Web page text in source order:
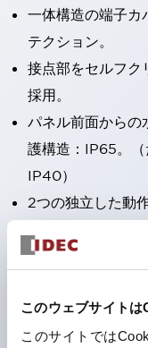
このウェブサイト
このサイトでは
一体構造の端子カ
テクション。
接点部をセルフク
採用。
パネル前面からの
護構造：IP65。
IP40）
2つの独立した動
の機能を1つのス
チも完備。
1つで6色の役をこ
ごとに分かれてい